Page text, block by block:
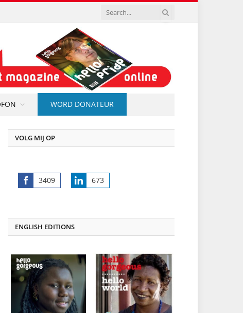
WORD DONATEUR
VOLG MIJ OP
3409
Share
673
Share
ENGLISH EDITIONS